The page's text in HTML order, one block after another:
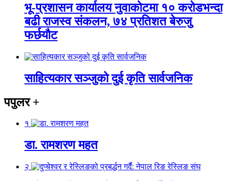
भू-प्रशासन कार्यालय नुवाकोटमा १० करोडभन्दा
बढी राजस्व संकलन, ७४ प्रतिशत बेरुजु
फर्छयौट
साहित्यकार सञ्जुको दुई कृति सार्वजनिक
पपुलर+
१
डा. रामशरण महत
२